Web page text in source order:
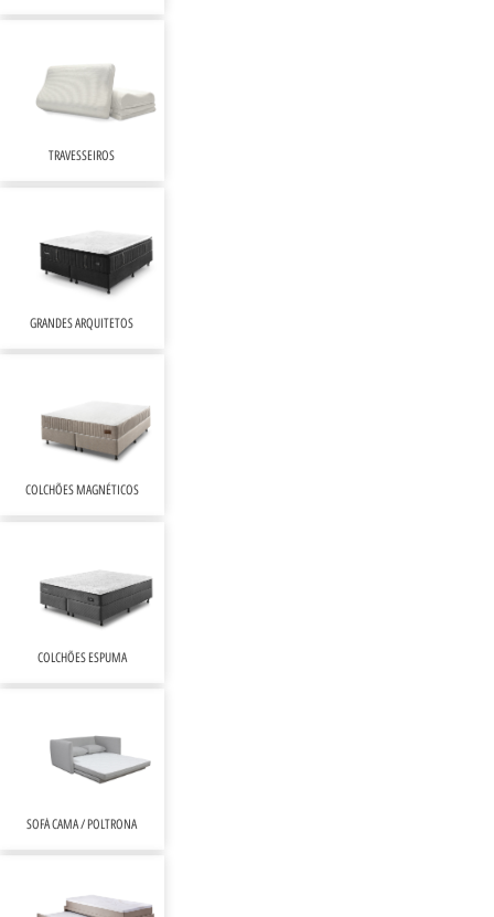
SOFÁ CAMA / POLTRONA
COLCHÕES ESPUMA
COLCHÕES MAGNÉTICOS
GRANDES ARQUITETOS
TRAVESSEIROS